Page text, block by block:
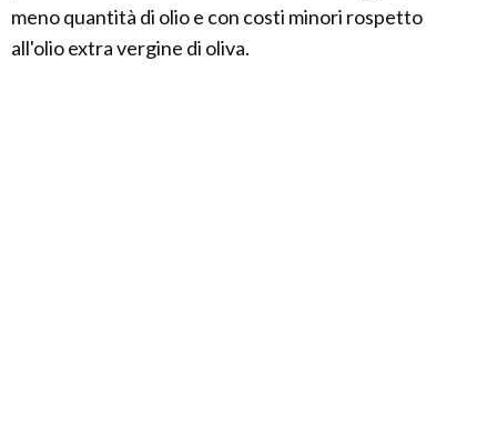
meno quantità di olio e con costi minori rospetto
all'olio extra vergine di oliva.